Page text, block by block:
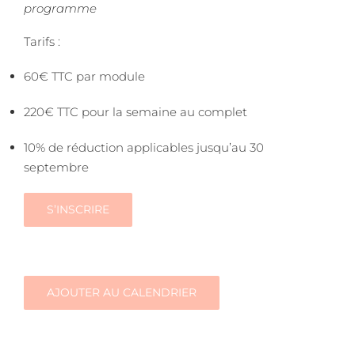
programme
Tarifs :
60€ TTC par module
220€ TTC pour la semaine au complet
10% de réduction applicables jusqu’au 30
septembre
S’INSCRIRE
AJOUTER AU CALENDRIER